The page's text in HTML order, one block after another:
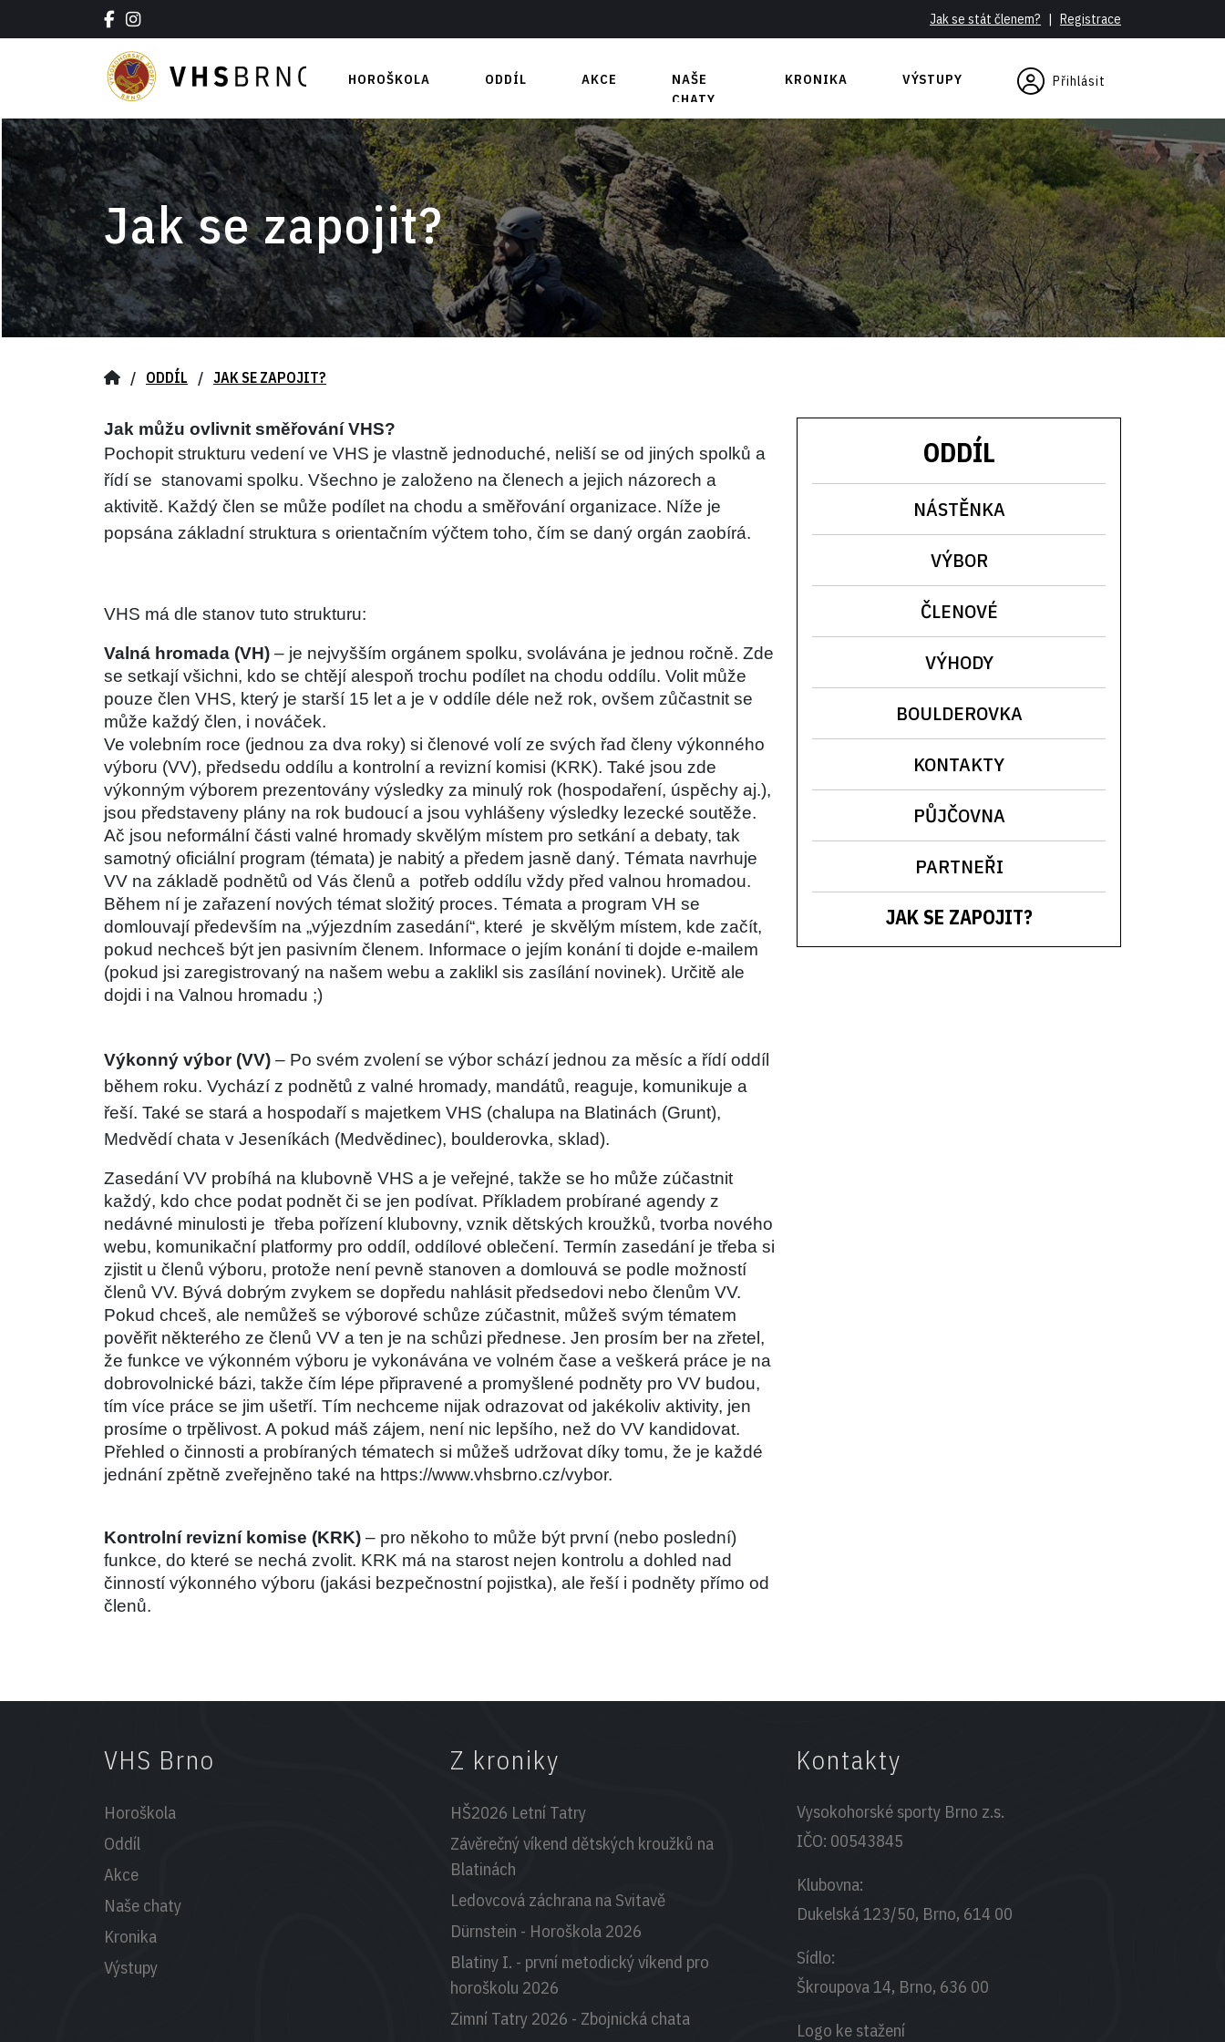
Jak se stát členem? | Registrace
HOROŠKOLA
Letní hory
Podzimní část
Zimní hory
ODDÍL
Výbor
Členové
Výhody
Boulderovka
Kontakty
Půjčovna
Partneři
Jak se zapojit?
AKCE
NAŠE
CHATY
Blatiny
Medvědí bouda
KRONIKA VÝSTUPY
Přihlásit
Jak se zapojit?
/ ODDÍL / JAK SE ZAPOJIT?
Jak můžu ovlivnit směřování VHS?
Pochopit strukturu vedení ve VHS je vlastně jednoduché, neliší se od jiných spolků a
řídí se  stanovami spolku. Všechno je založeno na členech a jejich názorech a
aktivitě. Každý člen se může podílet na chodu a směřování organizace. Níže je
popsána základní struktura s orientačním výčtem toho, čím se daný orgán zaobírá.
VHS má dle stanov tuto strukturu:
Valná hromada (VH) – je nejvyšším orgánem spolku, svolávána je jednou ročně. Zde
se setkají všichni, kdo se chtějí alespoň trochu podílet na chodu oddílu. Volit může
pouze člen VHS, který je starší 15 let a je v oddíle déle než rok, ovšem zůčastnit se
může každý člen, i nováček.
Ve volebním roce (jednou za dva roky) si členové volí ze svých řad členy výkonného
výboru (VV), předsedu oddílu a kontrolní a revizní komisi (KRK). Také jsou zde
výkonným výborem prezentovány výsledky za minulý rok (hospodaření, úspěchy aj.),
jsou představeny plány na rok budoucí a jsou vyhlášeny výsledky lezecké soutěže.
Ač jsou neformální části valné hromady skvělým místem pro setkání a debaty, tak
samotný oficiální program (témata) je nabitý a předem jasně daný. Témata navrhuje
VV na základě podnětů od Vás členů a  potřeb oddílu vždy před valnou hromadou.
Během ní je zařazení nových témat složitý proces. Témata a program VH se
domlouvají především na „výjezdním zasedání“, které  je skvělým místem, kde začít,
pokud nechceš být jen pasivním členem. Informace o jejím konání ti dojde e-mailem
(pokud jsi zaregistrovaný na našem webu a zaklikl sis zasílání novinek). Určitě ale
dojdi i na Valnou hromadu ;)
Výkonný výbor (VV) – Po svém zvolení se výbor schází jednou za měsíc a řídí oddíl
během roku. Vychází z podnětů z valné hromady, mandátů, reaguje, komunikuje a
řeší. Také se stará a hospodaří s majetkem VHS (chalupa na Blatinách (Grunt),
Medvědí chata v Jeseníkách (Medvědinec), boulderovka, sklad).
Zasedání VV probíhá na klubovně VHS a je veřejné, takže se ho může zúčastnit
každý, kdo chce podat podnět či se jen podívat. Příkladem probírané agendy z
nedávné minulosti je  třeba pořízení klubovny, vznik dětských kroužků, tvorba nového
webu, komunikační platformy pro oddíl, oddílové oblečení. Termín zasedání je třeba si
zjistit u členů výboru, protože není pevně stanoven a domlouvá se podle možností
členů VV. Bývá dobrým zvykem se dopředu nahlásit předsedovi nebo členům VV.
Pokud chceš, ale nemůžeš se výborové schůze zúčastnit, můžeš svým tématem
pověřit některého ze členů VV a ten je na schůzi přednese. Jen prosím ber na zřetel,
že funkce ve výkonném výboru je vykonávána ve volném čase a veškerá práce je na
dobrovolnické bázi, takže čím lépe připravené a promyšlené podněty pro VV budou,
tím více práce se jim ušetří. Tím nechceme nijak odrazovat od jakékoliv aktivity, jen
prosíme o trpělivost. A pokud máš zájem, není nic lepšího, než do VV kandidovat.
Přehled o činnosti a probíraných tématech si můžeš udržovat díky tomu, že je každé
jednání zpětně zveřejněno také na https://www.vhsbrno.cz/vybor.
Kontrolní revizní komise (KRK) – pro někoho to může být první (nebo poslední)
funkce, do které se nechá zvolit. KRK má na starost nejen kontrolu a dohled nad
činností výkonného výboru (jakási bezpečnostní pojistka), ale řeší i podněty přímo od
členů.
ODDÍL
NÁSTĚNKA
VÝBOR
ČLENOVÉ
VÝHODY
BOULDEROVKA
KONTAKTY
PŮJČOVNA
PARTNEŘI
JAK SE ZAPOJIT?
VHS Brno
Horoškola
Oddíl
Akce
Naše chaty
Kronika
Výstupy
Z kroniky
HŠ2026 Letní Tatry
Závěrečný víkend dětských kroužků na
Blatinách
Ledovcová záchrana na Svitavě
Dürnstein - Horoškola 2026
Blatiny I. - první metodický víkend pro
horoškolu 2026
Zimní Tatry 2026 - Zbojnická chata
Kontakty
Vysokohorské sporty Brno z.s.
IČO: 00543845
Klubovna:
Dukelská 123/50, Brno, 614 00
Sídlo:
Škroupova 14, Brno, 636 00
Logo ke stažení